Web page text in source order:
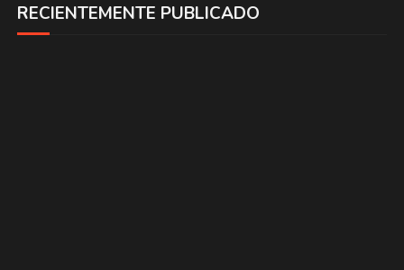
RECIENTEMENTE PUBLICADO